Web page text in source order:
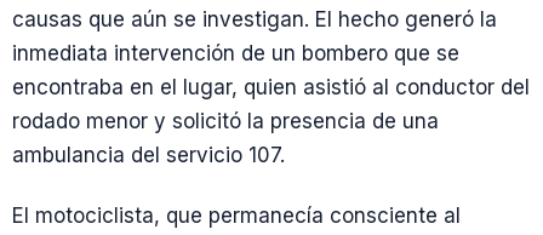
causas que aún se investigan. El hecho generó la
inmediata intervención de un bombero que se
encontraba en el lugar, quien asistió al conductor del
rodado menor y solicitó la presencia de una
ambulancia del servicio 107.
El motociclista, que permanecía consciente al